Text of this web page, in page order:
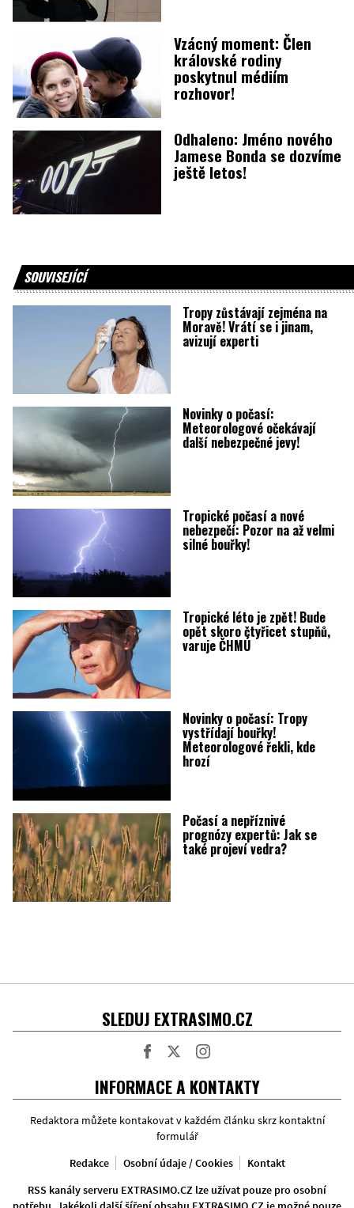
Vzácný moment: Člen
královské rodiny
poskytnul médiím
rozhovor!
Odhaleno: Jméno nového
Jamese Bonda se dozvíme
ještě letos!
SOUVISEJÍCÍ
Tropy zůstávají zejména na
Moravě! Vrátí se i jinam,
avizují experti
Novinky o počasí:
Meteorologové očekávají
další nebezpečné jevy!
Tropické počasí a nové
nebezpečí: Pozor na až velmi
silné bouřky!
Tropické léto je zpět! Bude
opět skoro čtyřicet stupňů,
varuje ČHMÚ
Novinky o počasí: Tropy
vystřídají bouřky!
Meteorologové řekli, kde
hrozí
Počasí a nepříznivé
prognózy expertů: Jak se
také projeví vedra?
SLEDUJ EXTRASIMO.CZ
INFORMACE A KONTAKTY
Redaktora můžete kontakovat v každém článku skrz kontaktní
formulář
Redakce
Osobní údaje / Cookies
Kontakt
RSS kanály serveru EXTRASIMO.CZ lze užívat pouze pro osobní